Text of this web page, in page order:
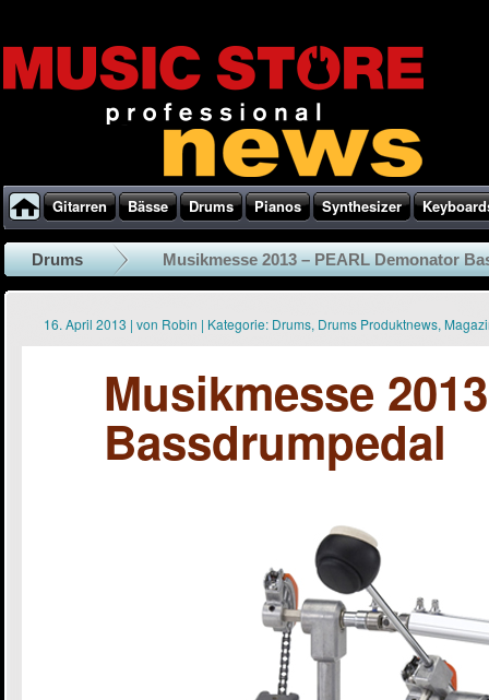
Gitarren Bässe Drums Pianos Synthesizer
Drums Musikmesse 2013 – PEARL Demonator
16. April 2013 | von Robin | Kategorie: Drums, Drums Produktnews,
Musikmesse
Bassdrumpedal